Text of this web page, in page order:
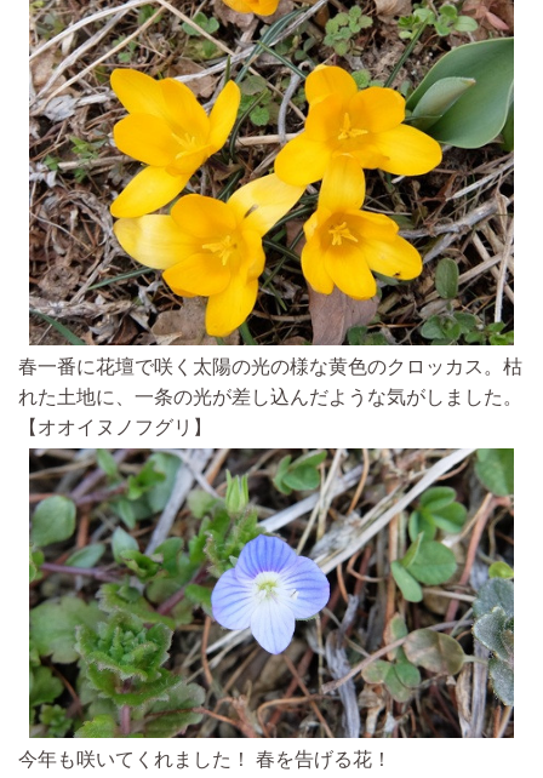
春一番に花壇で咲く太陽の光の様な黄色のクロッカス。枯
れた土地に、一条の光が差し込んだような気がしました。
【オオイヌノフグリ】
今年も咲いてくれました！ 春を告げる花！